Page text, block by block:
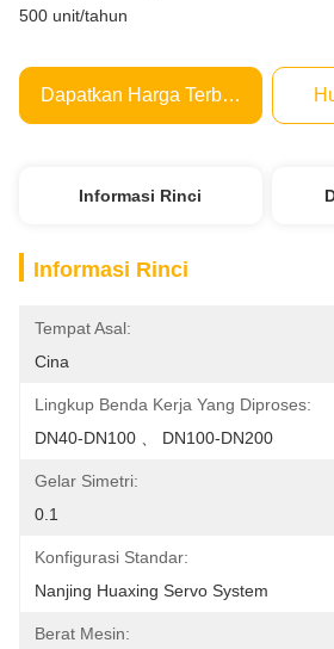
500 unit/tahun
Dapatkan Harga Terbaik
Informasi Rinci
Informasi Rinci
Tempat Asal:
Cina
Lingkup Benda Kerja Yang Diproses:
DN40-DN100 、 DN100-DN200
Gelar Simetri:
0.1
Konfigurasi Standar:
Nanjing Huaxing Servo System
Berat Mesin: